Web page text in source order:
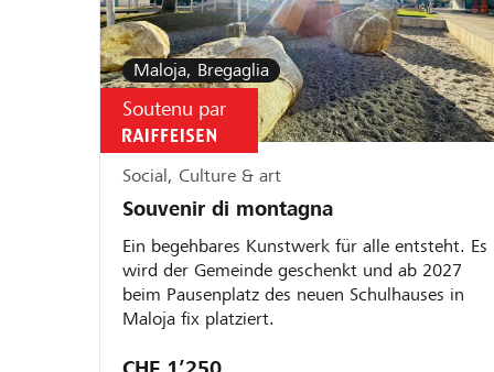
Maloja, Bregaglia
Soutenu par
Social, Culture & art
Souvenir di montagna
Ein begehbares Kunstwerk für alle entsteht. Es
wird der Gemeinde geschenkt und ab 2027
beim Pausenplatz des neuen Schulhauses in
Maloja fix platziert.